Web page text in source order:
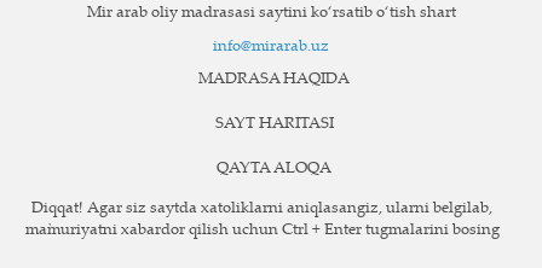
Mir arab oliy madrasasi saytini ko‘rsatib o‘tish shart
info@mirarab.uz
MADRASA HAQIDA
SAYT HARITASI
QAYTA ALOQA
Diqqat! Agar siz saytda xatoliklarni aniqlasangiz, ularni belgilab,
ma`muriyatni xabardor qilish uchun Ctrl + Enter tugmalarini bosing